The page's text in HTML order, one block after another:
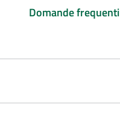
Domande frequenti